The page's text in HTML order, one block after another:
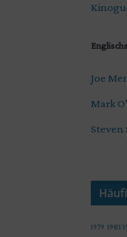
Joe
Mark
Steven
1979 1981